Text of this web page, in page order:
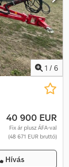
1 / 6
40 900 EUR
Fix ár plusz ÁFA-val
(48 671 EUR bruttó)
Hívás